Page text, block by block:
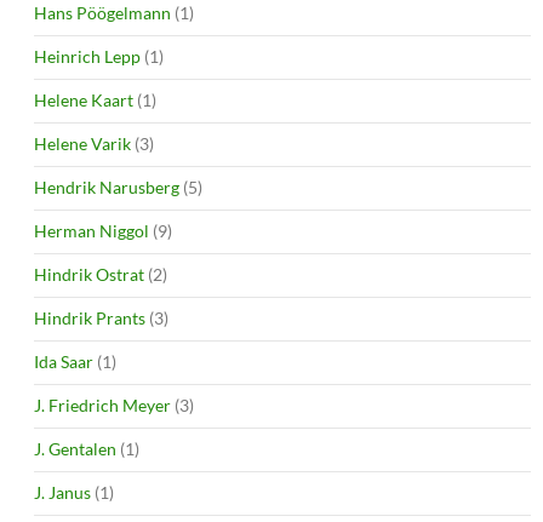
Hans Pöögelmann (1)
Heinrich Lepp (1)
Helene Kaart (1)
Helene Varik (3)
Hendrik Narusberg (5)
Herman Niggol (9)
Hindrik Ostrat (2)
Hindrik Prants (3)
Ida Saar (1)
J. Friedrich Meyer (3)
J. Gentalen (1)
J. Janus (1)